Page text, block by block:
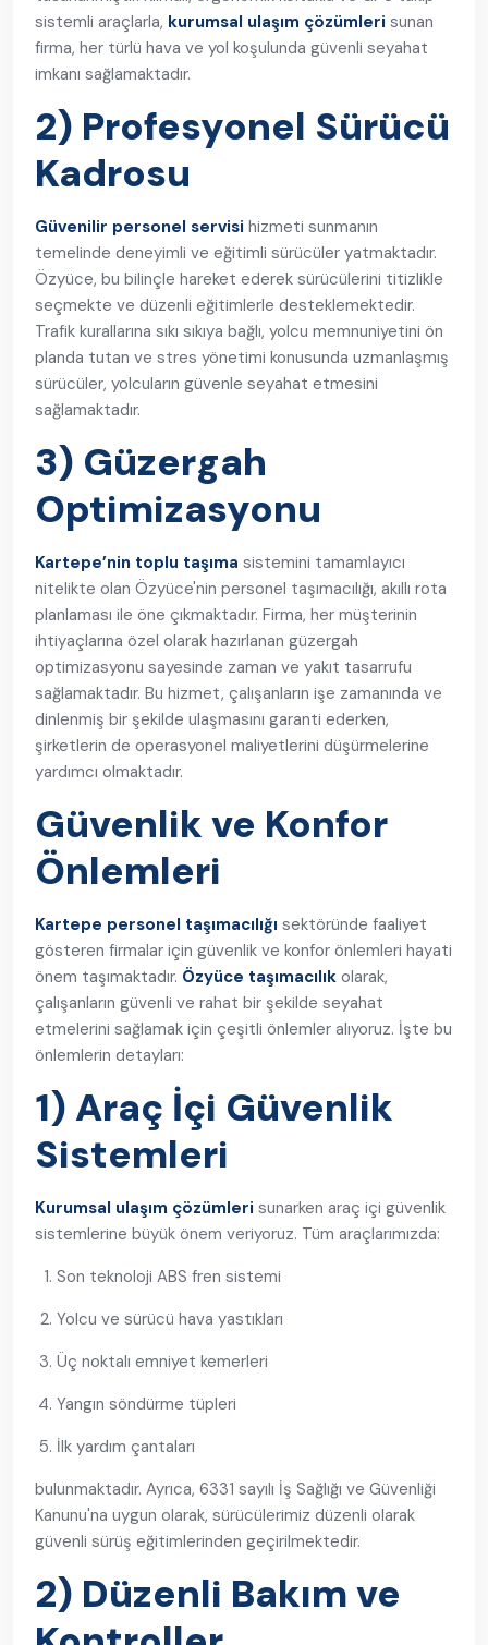
sistemli araçlarla, kurumsal ulaşım çözümleri sunan
firma, her türlü hava ve yol koşulunda güvenli seyahat
imkanı sağlamaktadır.
2) Profesyonel Sürücü
Kadrosu
Güvenilir personel servisi hizmeti sunmanın
temelinde deneyimli ve eğitimli sürücüler yatmaktadır.
Özyüce, bu bilinçle hareket ederek sürücülerini titizlikle
seçmekte ve düzenli eğitimlerle desteklemektedir.
Trafik kurallarına sıkı sıkıya bağlı, yolcu memnuniyetini ön
planda tutan ve stres yönetimi konusunda uzmanlaşmış
sürücüler, yolcuların güvenle seyahat etmesini
sağlamaktadır.
3) Güzergah
Optimizasyonu
Kartepe’nin toplu taşıma sistemini tamamlayıcı
nitelikte olan Özyüce'nin personel taşımacılığı, akıllı rota
planlaması ile öne çıkmaktadır. Firma, her müşterinin
ihtiyaçlarına özel olarak hazırlanan güzergah
optimizasyonu sayesinde zaman ve yakıt tasarrufu
sağlamaktadır. Bu hizmet, çalışanların işe zamanında ve
dinlenmiş bir şekilde ulaşmasını garanti ederken,
şirketlerin de operasyonel maliyetlerini düşürmelerine
yardımcı olmaktadır.
Güvenlik ve Konfor
Önlemleri
Kartepe personel taşımacılığı sektöründe faaliyet
gösteren firmalar için güvenlik ve konfor önlemleri hayati
önem taşımaktadır. Özyüce taşımacılık olarak,
çalışanların güvenli ve rahat bir şekilde seyahat
etmelerini sağlamak için çeşitli önlemler alıyoruz. İşte bu
önlemlerin detayları:
1) Araç İçi Güvenlik
Sistemleri
Kurumsal ulaşım çözümleri sunarken araç içi güvenlik
sistemlerine büyük önem veriyoruz. Tüm araçlarımızda:
Son teknoloji ABS fren sistemi
Yolcu ve sürücü hava yastıkları
Üç noktalı emniyet kemerleri
Yangın söndürme tüpleri
İlk yardım çantaları
bulunmaktadır. Ayrıca, 6331 sayılı İş Sağlığı ve Güvenliği
Kanunu'na uygun olarak, sürücülerimiz düzenli olarak
güvenli sürüş eğitimlerinden geçirilmektedir.
2) Düzenli Bakım ve